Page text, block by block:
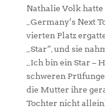
Nathalie Volk hatte
„Germany’s Next
vierten Platz
„Star“, und sie
„Ich bin ein Star –
schweren
die Mutter ihre
Tochter nicht